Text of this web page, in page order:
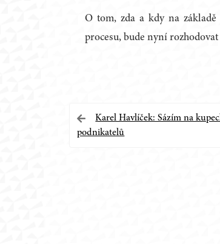
O tom, zda a kdy na základě
procesu, bude nyní
Navigace
pro
Karel Havlíček: Sázím na
podnikatelů